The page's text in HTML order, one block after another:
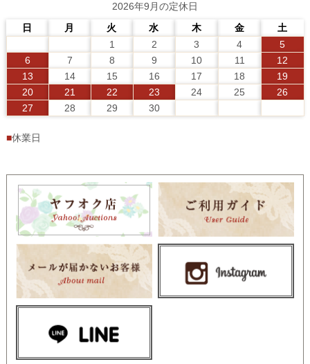
2026年9月の定休日
日
月 火 水 木 金
土
1
2 3 4
5
6
7 8 9 10 11
12
13
14 15 16 17 18
19
20
21 22 23 24 25
26
27
28 29 30
■休業日